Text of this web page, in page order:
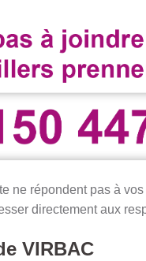
ne répondent pas à
directement aux
VIRBAC